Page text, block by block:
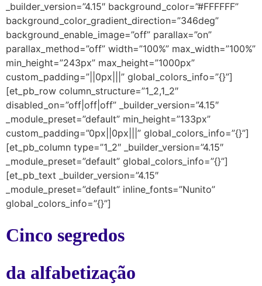
_builder_version=”4.15″ background_color=”#FFFFFF”
background_color_gradient_direction=”346deg”
background_enable_image=”off” parallax=”on”
parallax_method=”off” width=”100%” max_width=”100%”
min_height=”243px” max_height=”1000px”
custom_padding=”||0px|||” global_colors_info=”{}”]
[et_pb_row column_structure=”1_2,1_2″
disabled_on=”off|off|off” _builder_version=”4.15″
_module_preset=”default” min_height=”133px”
custom_padding=”0px||0px|||” global_colors_info=”{}”]
[et_pb_column type=”1_2″ _builder_version=”4.15″
_module_preset=”default” global_colors_info=”{}”]
[et_pb_text _builder_version=”4.15″
_module_preset=”default” inline_fonts=”Nunito”
global_colors_info=”{}”]
Cinco segredos
da alfabetização